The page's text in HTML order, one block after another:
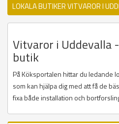
LOKALA BUTIKER VITVAROR I
Vitvaror i Uddevalla
butik
På Köksportalen hittar du ledande
som kan hjälpa dig med att få de
fixa både installation och